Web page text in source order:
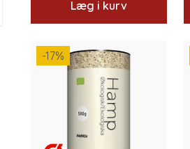
Læg i kurv
-17%